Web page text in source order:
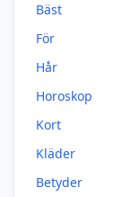
Bäst
För
Hår
Horoskop
Kort
Kläder
Betyder